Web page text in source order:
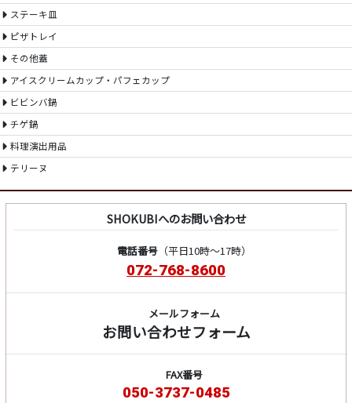
ステーキ皿
ピザトレイ
その他蓋
アイスクリームカップ・パフェカップ
ビビンバ鍋
チゲ鍋
料理演出用品
テリーヌ
SHOKUBIへのお問い合わせ
電話番号（平日10時～17時）
072-768-8600
メールフォーム
お問い合わせフォーム
FAX番号
050-3737-0485